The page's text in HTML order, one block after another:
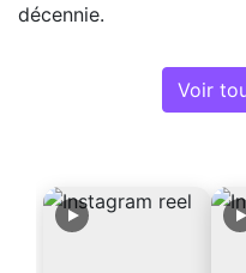
décennie.
Voir